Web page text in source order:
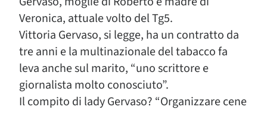
Veronica, attuale volto del Tg5.
Vittoria Gervaso, si legge, ha un contratto da
tre anni e la multinazionale del tabacco fa
leva anche sul marito, “uno scrittore e
giornalista molto conosciuto”.
Il compito di lady Gervaso? “Organizzare cene